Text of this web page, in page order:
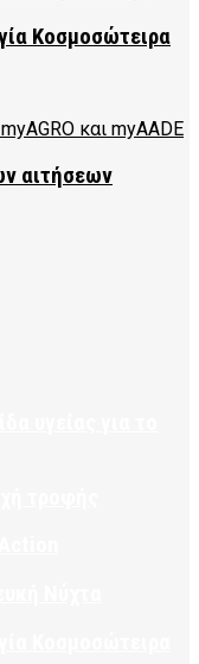
Κοσμοσώτειρα
αιτήσεων